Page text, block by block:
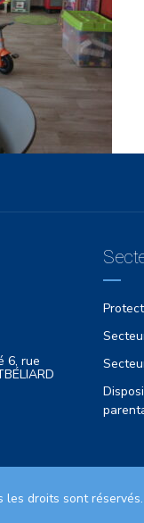
6, rue
les droits sont réservés.